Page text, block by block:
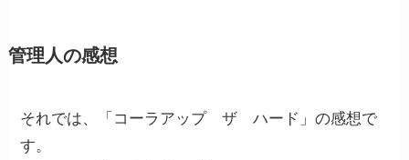
管理人の感想
それでは、「コーラアップ ザ ハード」の感想で
す。